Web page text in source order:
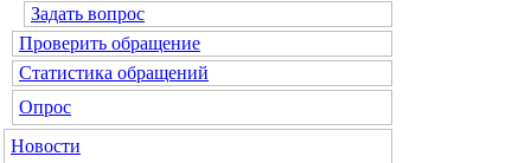
Задать вопрос
Проверить обращение
Статистика обращений
Опрос
Новости